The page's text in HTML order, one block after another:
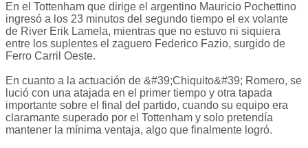
En el Tottenham que dirige el argentino Mauricio Pochettino
ingresó a los 23 minutos del segundo tiempo el ex volante
de River Erik Lamela, mientras que no estuvo ni siquiera
entre los suplentes el zaguero Federico Fazio, surgido de
Ferro Carril Oeste.
En cuanto a la actuación de &#39;Chiquito&#39; Romero, se
lució con una atajada en el primer tiempo y otra tapada
importante sobre el final del partido, cuando su equipo era
claramante superado por el Tottenham y solo pretendía
mantener la mínima ventaja, algo que finalmente logró.